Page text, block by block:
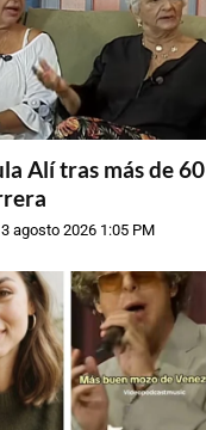
Alí tras más de 60
3 agosto 2026 1:05 PM